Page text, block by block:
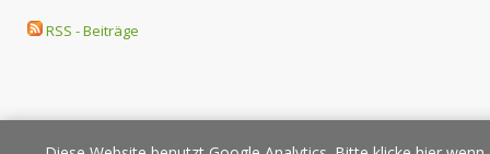
RSS - Beiträge